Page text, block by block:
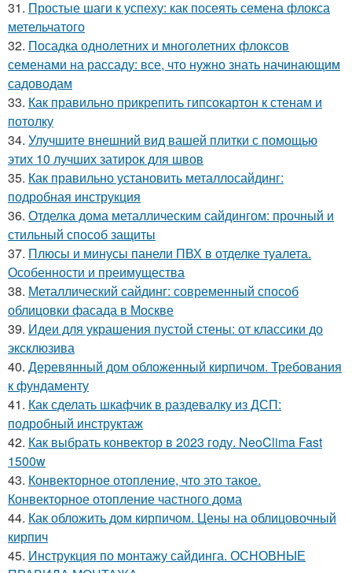
31. Простые шаги к успеху: как посеять семена флокса
метельчатого
32. Посадка однолетних и многолетних флоксов
семенами на рассаду: все, что нужно знать начинающим
садоводам
33. Как правильно прикрепить гипсокартон к стенам и
потолку
34. Улучшите внешний вид вашей плитки с помощью
этих 10 лучших затирок для швов
35. Как правильно установить металлосайдинг:
подробная инструкция
36. Отделка дома металлическим сайдингом: прочный и
стильный способ защиты
37. Плюсы и минусы панели ПВХ в отделке туалета.
Особенности и преимущества
38. Металлический сайдинг: современный способ
облицовки фасада в Москве
39. Идеи для украшения пустой стены: от классики до
эксклюзива
40. Деревянный дом обложенный кирпичом. Требования
к фундаменту
41. Как сделать шкафчик в раздевалку из ДСП:
подробный инструктаж
42. Как выбрать конвектор в 2023 году. NeoClima Fast
1500w
43. Конвекторное отопление, что это такое.
Конвекторное отопление частного дома
44. Как обложить дом кирпичом. Цены на облицовочный
кирпич
45. Инструкция по монтажу сайдинга. ОСНОВНЫЕ